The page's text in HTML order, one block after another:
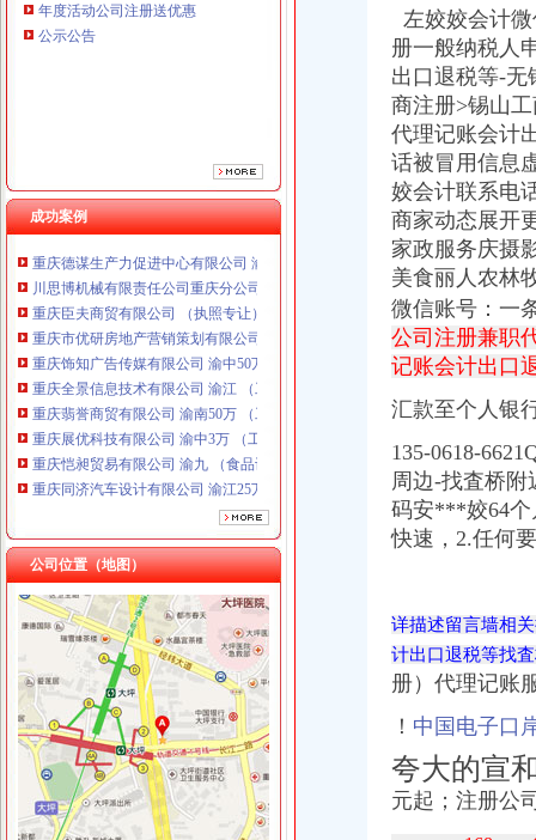
年度活动公司注册送优惠
公示公告
成功案例
重庆臣夫商贸有限公司 （执照专让）
重庆市优研房地产营销策划有限公司
重庆恺昶贸易有限公司 渝九 （食品许可证）
重庆同济汽车设计有限公司 渝江25万 （工商注册）
重庆科发表面处理有限责任公司 渝北800万 （进出口权）
重庆德谋生产力促进中心有限公司 渝大10万 （工商注册）
川思博机械有限责任公司重庆分公司 渝江 （工商注册）
重庆臣夫商贸有限公司 （执照专让）
重庆市优研房地产营销策划有限公司
重庆饰知广告传媒有限公司 渝中50万 （工商注册）
重庆全景信息技术有限公司 渝江 （工商注册）
重庆翡誉商贸有限公司 渝南50万 （工商注册）
重庆展优科技有限公司 渝中3万 （工商注册）
重庆恺昶贸易有限公司 渝九 （食品许可证）
重庆同济汽车设计有限公司 渝江25万 （工商注册）
重庆科发表面处理有限责任公司 渝北800万 （进出口权）
重庆德谋生产力促进中心有限公司 渝大10万 （工商注册）
川思博机械有限责任公司重庆分公司 渝江 （工商注册）
公司位置（地图）
代账公司
安徽国硕财税管理有限公司,合肥财务代账公司,合肥工商代理注册,
武汉公司注册专家_代理记账_会计代账_代账公司_武汉中伦会计服务有
专业代账公司-连云港58同城
找査桥附近的代账公司注册兼职代理记账会计出口退税等-无锡58同城
专业代账,公司注册-泰州58同城
会计代账,您公司的工商税务管家-西安58同城
左姣姣会计
册一般纳税人
出口退税等-无
商注册>锡山
代理记账会计
话被冒用信息
姣会计联系电
商家动态展开
家政服务庆摄
美食丽人农林
微信账号：一
公司注册兼职
记账会计出口
汇款至个人银
135-0618-
周边-找査桥
码安***姣64个
快速，2.任何
详描述留言墙相
计出口退税等找
册）代理记账
！ 中国电子口
夸大的宣
元起；注册公